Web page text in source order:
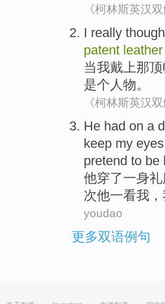
《柯林斯英汉
I really
patent leather
当我戴上那
是个人物。
《柯林斯英汉
He had on a
keep my
pretend to be
他穿了一身
次他一看我
youdao
更多双语例句